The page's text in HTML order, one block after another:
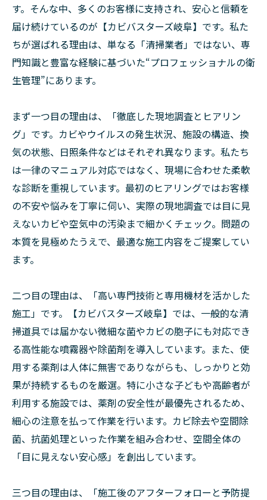
す。そんな中、多くのお客様に支持され、安心と信頼を
届け続けているのが【カビバスターズ岐阜】です。私た
ちが選ばれる理由は、単なる「清掃業者」ではない、専
門知識と豊富な経験に基づいた“プロフェッショナルの衛
生管理”にあります。
まず一つ目の理由は、「徹底した現地調査とヒアリン
グ」です。カビやウイルスの発生状況、施設の構造、換
気の状態、日照条件などはそれぞれ異なります。私たち
は一律のマニュアル対応ではなく、現場に合わせた柔軟
な診断を重視しています。最初のヒアリングではお客様
の不安や悩みを丁寧に伺い、実際の現地調査では目に見
えないカビや空気中の汚染まで細かくチェック。問題の
本質を見極めたうえで、最適な施工内容をご提案してい
ます。
二つ目の理由は、「高い専門技術と専用機材を活かした
施工」です。【カビバスターズ岐阜】では、一般的な清
掃道具では届かない微細な菌やカビの胞子にも対応でき
る高性能な噴霧器や除菌剤を導入しています。また、使
用する薬剤は人体に無害でありながらも、しっかりと効
果が持続するものを厳選。特に小さな子どもや高齢者が
利用する施設では、薬剤の安全性が最優先されるため、
細心の注意を払って作業を行います。カビ除去や空間除
菌、抗菌処理といった作業を組み合わせ、空間全体の
「目に見えない安心感」を創出しています。
三つ目の理由は、「施工後のアフターフォローと予防提